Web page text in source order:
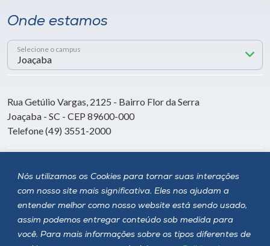
Nós utilizamos os Cookies para tornar suas interações
com nosso site mais significativa. Eles nos ajudam a
entender melhor como nosso website está sendo usado,
assim podemos entregar conteúdo sob medida para
você. Para mais informações sobre os tipos diferentes de
Onde estamos
Selecione o campus
Rua Getúlio Vargas, 2125 - Bairro Flor da Serra
Joaçaba - SC - CEP 89600-000
Telefone (49) 3551-2000
Siga a Unoesc